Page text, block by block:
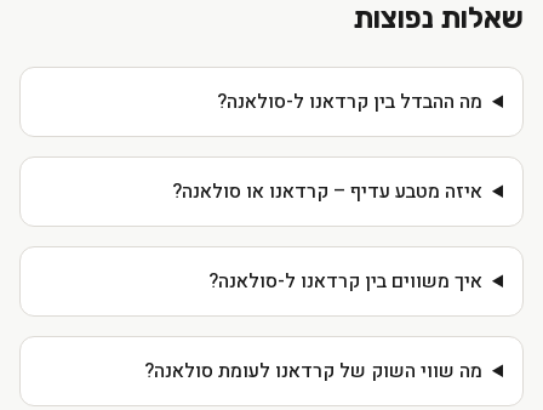
שאלות נפוצות
מה ההבדל בין קרדאנו ל-סולאנה?
איזה מטבע עדיף – קרדאנו או סולאנה?
איך משווים בין קרדאנו ל-סולאנה?
מה שווי השוק של קרדאנו לעומת סולאנה?